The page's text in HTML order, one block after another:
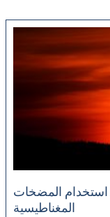
استخدام المضخات
المغناطيسية